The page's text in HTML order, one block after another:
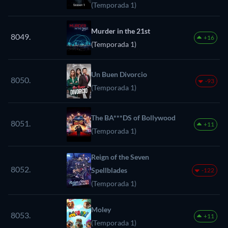
(Temporada 1)
8049.
Murder in the 21st
(Temporada 1)
+16
8050.
Un Buen Divorcio
(Temporada 1)
-93
8051.
The BA***DS of Bollywood
(Temporada 1)
+11
8052.
Reign of the Seven
Spellblades
(Temporada 1)
-122
8053.
Moley
(Temporada 1)
+11